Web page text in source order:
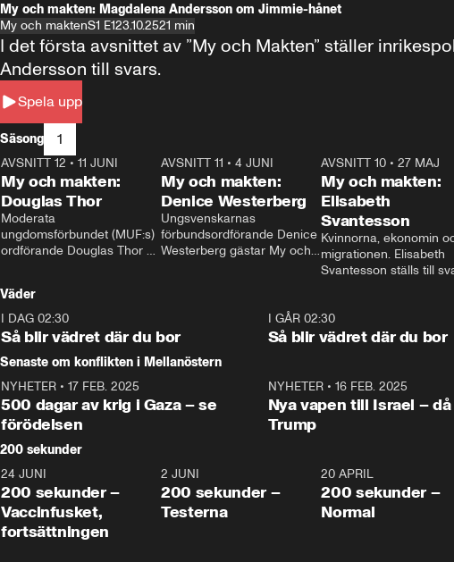
My och makten: Magdalena Andersson om Jimmie-hånet
My och maktenS1 E123.10.2521 min
Spela upp
I det första avsnittet av ”My och Makten” ställer
Andersson till svars.
Säsong 1
26:27
AVSNITT 12 • 11 JUNI
My och makten:
Douglas Thor
Moderata
ungdomsförbundet (MUF:s)
ordförande Douglas Thor
tonårsutvisningarna och hur
Moderaterna ska locka
väljare till valet i höst.
23:40
AVSNITT 11 •4 JUNI
My och makten:
Denice Westerberg
Ungsvenskarnas
förbundsordförande Denice
Westerberg gästar My och
AVSNITT 10 •27 MAJ
My och makten:
Elisabeth
Svantesson
Kvinnorna, ekonomin
migrationen. Elisabeth
Svantesson ställs till
Väder
I DAG 02:30
Så blir vädret där du bor
I GÅR 02:30
Så blir vädret där du bor
Senaste om konflikten i Mellanöstern
NYHETER • 17 FEB. 2025
500 dagar av krig i Gaza – se
förödelsen
NYHETER• 16 FEB. 2025
Nya vapen till Israel –
Trump
200 sekunder
5:00
24 JUNI
200 sekunder –
Vaccinfusket,
fortsättningen
4:23
2 JUNI
200 sekunder –
Testerna
20 APRIL
200 sekunder –
Normal